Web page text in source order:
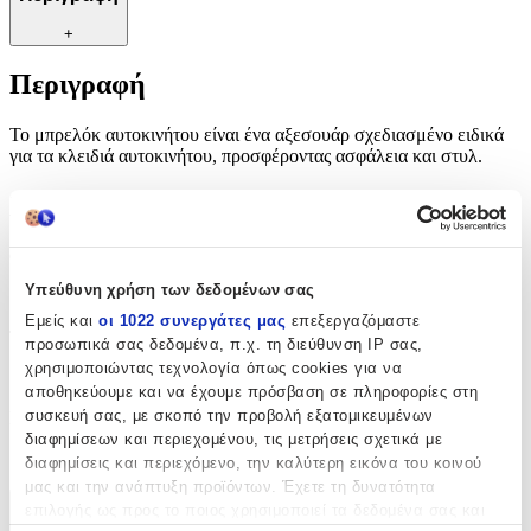
Υπεύθυνη χρήση των δεδομένων σας
Εμείς και οι 1022 συνεργάτες μας επεξεργαζόμαστε
προσωπικά σας δεδομένα, π.χ. τη διεύθυνση IP σας,
χρησιμοποιώντας τεχνολογία όπως cookies για να
αποθηκεύουμε και να έχουμε πρόσβαση σε πληροφορίες στη
συσκευή σας, με σκοπό την προβολή εξατομικευμένων
διαφημίσεων και περιεχομένου, τις μετρήσεις σχετικά με
διαφημίσεις και περιεχόμενο, την καλύτερη εικόνα του κοινού
μας και την ανάπτυξη προϊόντων. Έχετε τη δυνατότητα
+
Περιγραφή
Το μπρελόκ αυτοκινήτου είναι ένα αξεσουάρ σχεδιασμένο ειδικά
για τα κλειδιά αυτοκινήτου, προσφέροντας ασφάλεια και στυλ.
Χαρακτηριστικά
Αυτοκίνητα
Τύπος :
Μπρελόκ
Κατασκευαστής :
OEM
Χαρακτηριστικά